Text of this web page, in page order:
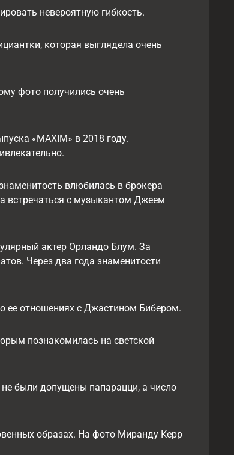
невероятную гибкость.
которая выглядела очень
фото получились очень
«MAXIM» в 2018 году.
влюбилась в брокера
встречаться с музыкантом Джеем
актер Орландо Блум. За
Через два года знаменитости
ее отношениях с Джастином Бибером.
познакомилась на светской
были допущены папарацци, а число
образах. На фото Миранду Керр